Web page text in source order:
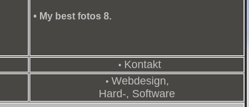
• My best fotos 8.
• Kontakt
• Webdesign,
Hard-, Software